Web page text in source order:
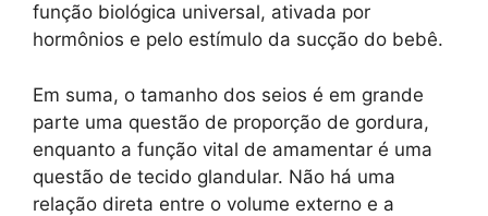
função biológica universal, ativada por
hormônios e pelo estímulo da sucção do bebê.
Em suma, o tamanho dos seios é em grande
parte uma questão de proporção de gordura,
enquanto a função vital de amamentar é uma
questão de tecido glandular. Não há uma
relação direta entre o volume externo e a